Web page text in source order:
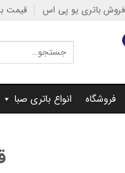
فروش باتری یو پی اس قیمت
جستجو
برای:
فروشگاه انواع باتری صبا